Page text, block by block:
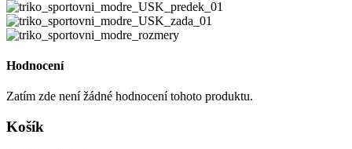
Hodnocení
Zatím zde není žádné hodnocení tohoto produktu.
Košík